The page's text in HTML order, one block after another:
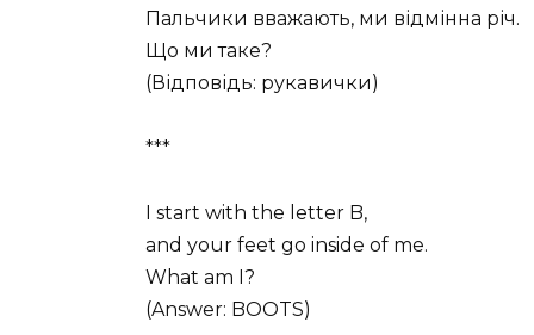
Пальчики вважають, ми відмінна річ.
Що ми таке?
(Відповідь: рукавички)
***
I start with the letter B,
and your feet go inside of me.
What am I?
(Answer: BOOTS)